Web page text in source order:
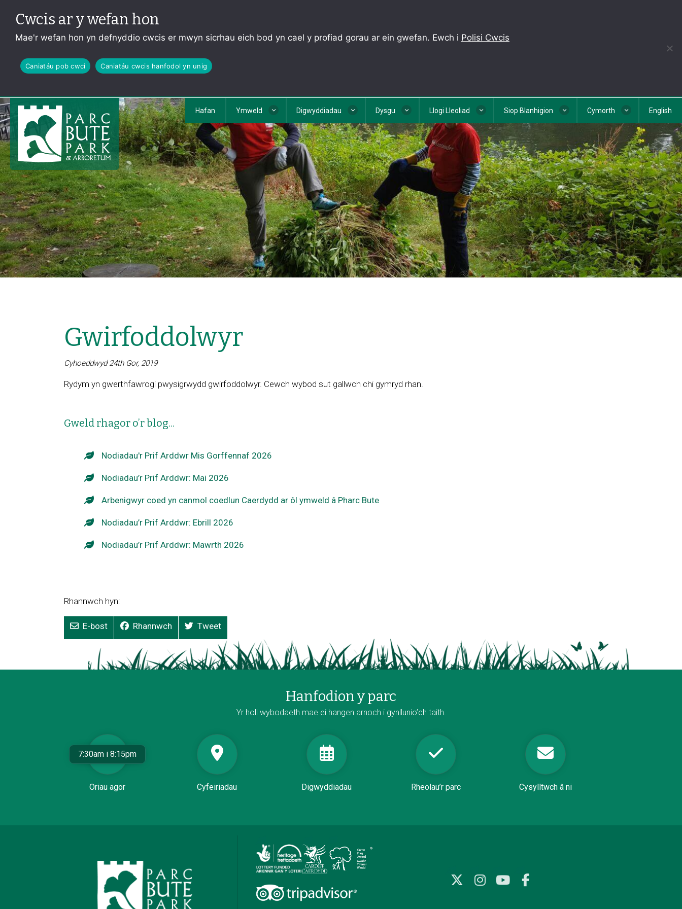
Cwcis ar y wefan hon
Mae'r wefan hon yn defnyddio cwcis er mwyn sicrhau eich bod yn cael y profiad gorau ar ein gwefan. Ewch i Polisi Cwcis
Caniatáu pob cwci Caniatáu cwcis hanfodol yn unig
Hafan Ymweld Digwyddiadau Dysgu Llogi Lleoliad Siop Blanhigion Cymorth English
Gwirfoddolwyr
Cyhoeddwyd 24th Gor, 2019
Rydym yn gwerthfawrogi pwysigrwydd gwirfoddolwyr. Cewch wybod sut gallwch chi gymryd rhan.
Gweld rhagor o’r blog...
Nodiadau'r Prif Arddwr Mis Gorffennaf 2026
Nodiadau’r Prif Arddwr: Mai 2026
Arbenigwyr coed yn canmol coedlun Caerdydd ar ôl ymweld â Pharc Bute
Nodiadau’r Prif Arddwr: Ebrill 2026
Nodiadau’r Prif Arddwr: Mawrth 2026
Rhannwch hyn:
E-bost Rhannwch Tweet
Hanfodion y parc
Yr holl wybodaeth mae ei hangen arnoch i gynllunio’ch taith.
Oriau agor
7:30am i 8:15pm
Cyfeiriadau Digwyddiadau Rheolau’r parc Cysylltwch â ni